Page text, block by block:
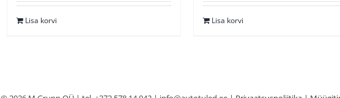
Lisa korvi Lisa korvi